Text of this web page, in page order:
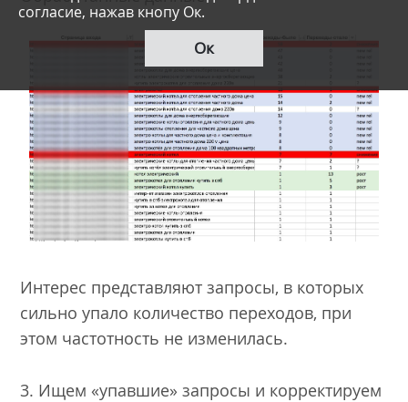
Интерес представляют запросы, в которых
сильно упало количество переходов, при
этом частотность не изменилась.
3. Ищем «упавшие» запросы и корректируем
согласие, нажав кнопу Ок.
Ок